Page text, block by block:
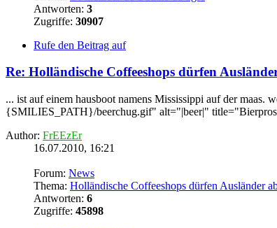
Antworten: 3
Zugriffe: 30907
Rufe den Beitrag auf
Re: Holländische Coffeeshops dürfen
... ist auf einem hausboot namens Mississippi auf der
{SMILIES_PATH}/beerchug.gif" alt="|beer|"
Author: FrEEzEr
16.07.2010, 16:21
Forum: News
Thema: Holländische Coffeeshops dürfen Ausländer
Antworten: 6
Zugriffe: 45898